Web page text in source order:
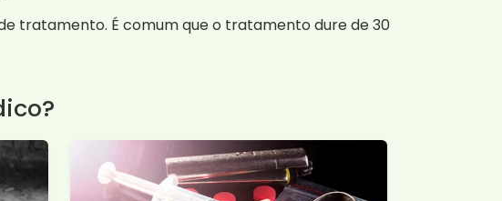
tratamento. É comum que o tratamento dure de 30